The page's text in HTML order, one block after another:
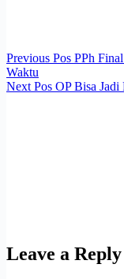
Previous Pos PPh
Waktu
Next Pos OP Bisa
Leave a Reply